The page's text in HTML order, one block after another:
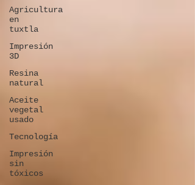
Agricultura
en
tuxtla
Impresión
3D
Resina
natural
Aceite
vegetal
usado
Tecnología
Impresión
sin
tóxicos